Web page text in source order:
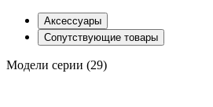
Аксессуары
Сопутствующие товары
Модели серии (29)